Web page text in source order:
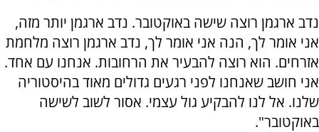
נדב ארגמן רוצה שישה באוקטובר. נדב ארגמן יותר מזה,
אני אומר לך, הנה אני אומר לך, נדב ארגמן רוצה מלחמת
אזרחים. הוא רוצה להבעיר את הרחובות. אנחנו עם אחד.
אני חושב שאנחנו לפני רגעים גדולים מאוד בהיסטוריה
שלנו. אל לנו להבקיע גול עצמי. אסור לשוב לשישה
באוקטובר".